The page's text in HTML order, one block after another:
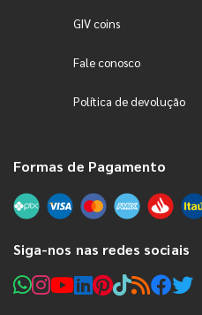
GIV coins
Fale conosco
Política de devolução
Formas de Pagamento
Siga-nos nas redes sociais